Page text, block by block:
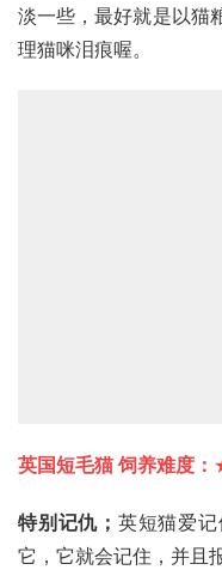
淡一些，最好就是以猫
理猫咪泪痕喔。
英国短毛猫 饲养难度：
特别记仇； 英短猫爱
它，它就会记住，并且